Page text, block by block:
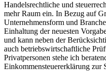
Handelsrechtliche und
mehr Raum ein. In Bezug auf
Unternehmensform und
Einhaltung der neuesten
und kann neben der
auch betriebswirtschaftliche
Privatpersonen stehe ich
Einkommensteuererklärung zur